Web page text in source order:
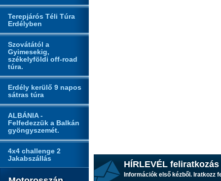
Terepjárós Téli Túra
Erdélyben
Szovátától a
Gyimesekig,
székelyföldi off-road
túra.
Erdély kerülő 9 napos
sátras túra
ALBÁNIA -
Felfedezzük a Balkán
gyöngyszemét.
4x4 challenge 2
Jakabszállás
HÍRLEVÉL feliratkozás
Információk első kézből. Iratkozz